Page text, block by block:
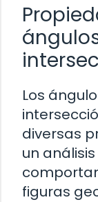
Los
diversas
un
figuras